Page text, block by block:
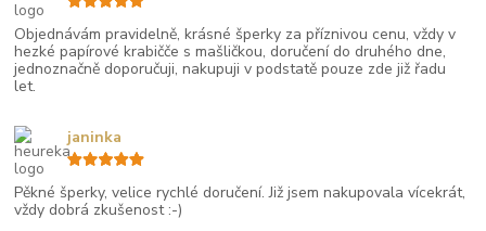
Objednávám pravidelně, krásné šperky za příznivou cenu, vždy v
hezké papírové krabičče s mašličkou, doručení do druhého dne,
jednoznačně doporučuji, nakupuji v podstatě pouze zde již řadu
let.
Pěkné šperky, velice rychlé doručení. Již jsem nakupovala vícekrát,
vždy dobrá zkušenost :-)
janinka